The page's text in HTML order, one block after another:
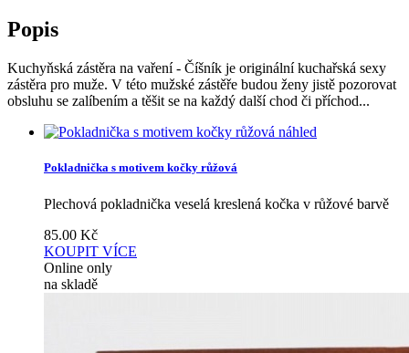
Popis
Kuchyňská zástěra na vaření - Číšník je originální kuchařská sexy
zástěra pro muže. V této mužské zástěře budou ženy jistě pozorovat
obsluhu se zalíbením a těšit se na každý další chod či příchod...
náhled
Pokladnička s motivem kočky růžová
Plechová pokladnička veselá kreslená kočka v růžové barvě
85.00 Kč
KOUPIT VÍCE
Online only
na skladě